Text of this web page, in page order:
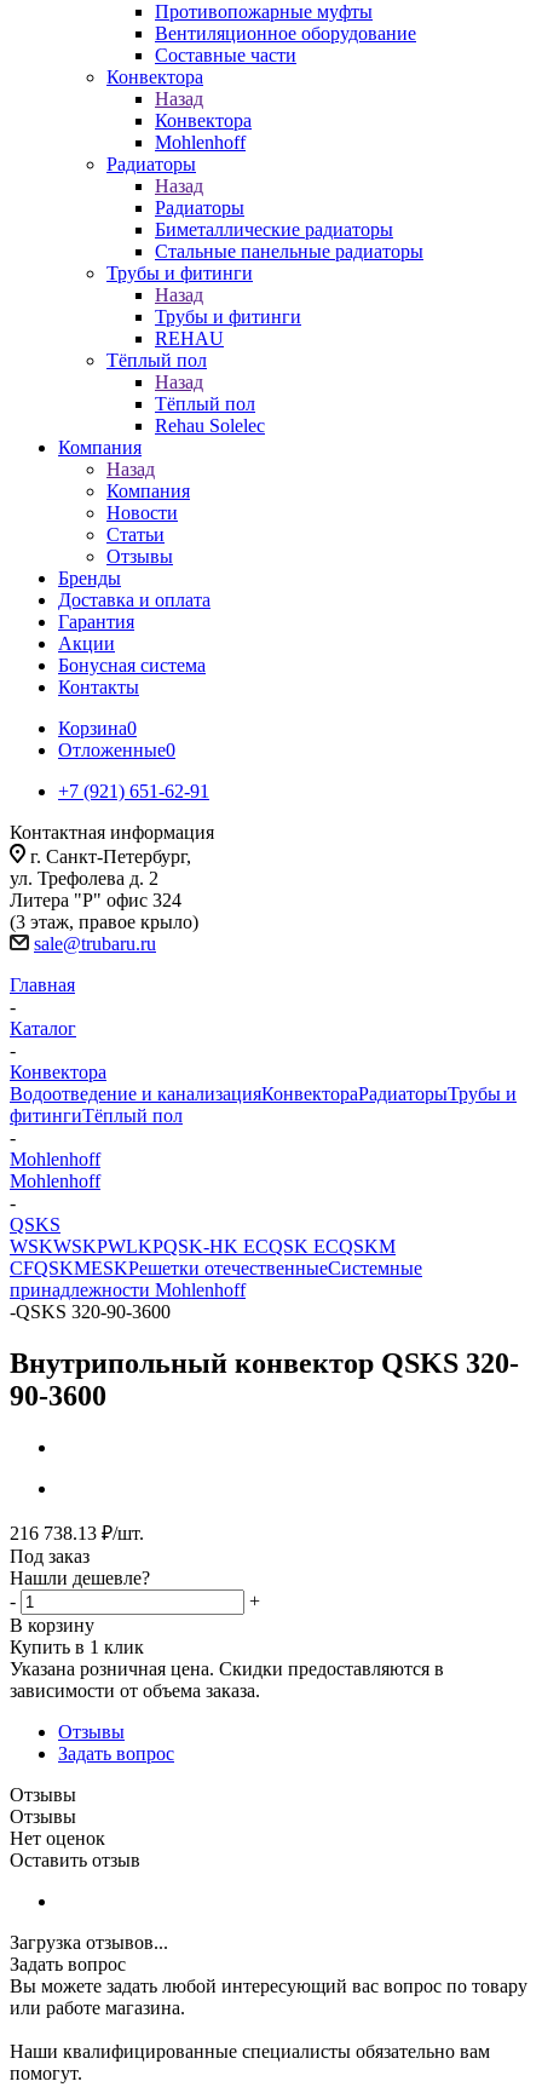
Противопожарные муфты
Вентиляционное оборудование
Составные части
Конвектора
Назад
Конвектора
Mohlenhoff
Радиаторы
Назад
Радиаторы
Биметаллические радиаторы
Стальные панельные радиаторы
Трубы и фитинги
Назад
Трубы и фитинги
REHAU
Тёплый пол
Назад
Тёплый пол
Rehau Solelec
Компания
Назад
Компания
Новости
Статьи
Отзывы
Бренды
Доставка и оплата
Гарантия
Акции
Бонусная система
Контакты
Корзина0
Отложенные0
+7 (921) 651-62-91
Контактная информация
г. Санкт-Петербург,
ул. Трефолева д. 2
Литера "Р" офис 324
(3 этаж, правое крыло)
sale@trubaru.ru
Главная
-
Каталог
-
Конвектора
Водоотведение и канализацияКонвектораРадиаторыТрубы и
фитингиТёплый пол
-
Mohlenhoff
Mohlenhoff
-
QSKS
WSKWSKPWLKPQSK-HK ECQSK ECQSKM
CFQSKMESKРешетки отечественныеСистемные
принадлежности Mohlenhoff
-QSKS 320-90-3600
Внутрипольный конвектор QSKS 320-
90-3600
216 738.13 ₽/шт.
Под заказ
Нашли дешевле?
-
+
В корзину
Купить в 1 клик
Указана розничная цена. Скидки предоставляются в
зависимости от объема заказа.
Отзывы
Задать вопрос
Отзывы
Отзывы
Нет оценок
Оставить отзыв
Загрузка отзывов...
Задать вопрос
Вы можете задать любой интересующий вас вопрос по товару
или работе магазина.
Наши квалифицированные специалисты обязательно вам
помогут.